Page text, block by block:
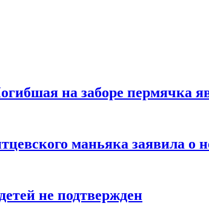
на заборе пермячка
маньяка заявила о
не подтвержден